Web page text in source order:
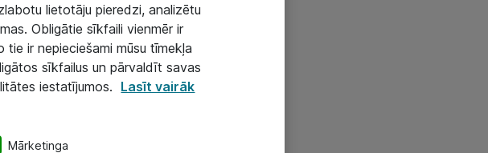
lietotāju pieredzi, analizētu
Obligātie sīkfaili vienmēr ir
tie ir nepieciešami mūsu tīmekļa
sīkfailus un pārvaldīt savas
iestatījumos. Lasīt vairāk
Mārketinga